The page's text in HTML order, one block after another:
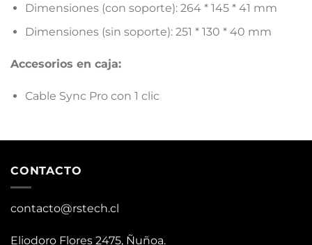
Dimensiones (con soporte): 264 * 145 * 41 mm
Dimensiones (sin soporte): 251 * 130 * 40 mm
Accesorios en caja:
Cable Sync Pro con 1 clic
CONTACTO
contacto@rstech.cl
Eliodoro Flores 2475, Ñuñoa.